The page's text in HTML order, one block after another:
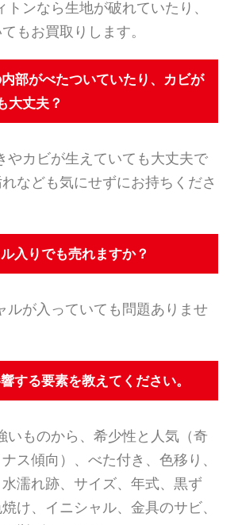
ンなら生地が破れていたり、
もお買取りします。
部がべたついていたり、カビが
大丈夫？
カビが生えていても大丈夫で
なども気にせずにお持ちくださ
入りでも売れますか？
が入っていても問題ありませ
る要素を教えてください。
ものから、希少性と人気（奇
ス傾向）、べた付き、色移り、
濡れ跡、サイズ、年式、黒ず
け、イニシャル、金具のサビ、